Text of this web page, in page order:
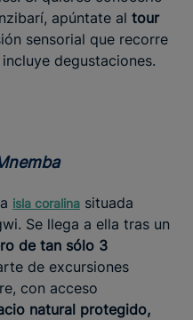
apúntate al tour
sensorial que recorre
degustaciones.
isla coralina situada
Se llega a ella tras un
de tan sólo 3
de excursiones
con acceso
natural protegido,